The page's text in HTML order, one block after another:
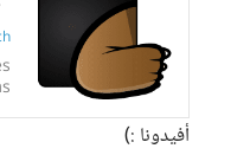
أفيدونا :)